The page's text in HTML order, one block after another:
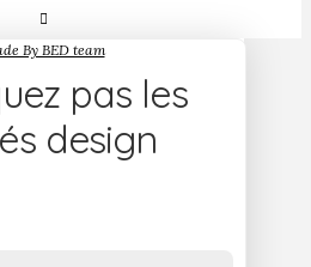
By BED team
pas les
design